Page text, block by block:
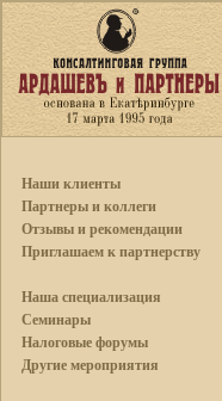
Наши клиенты
Партнеры и коллеги
Отзывы и рекомендации
Приглашаем к партнерству
Наша специализация
Семинары
Налоговые форумы
Другие мероприятия